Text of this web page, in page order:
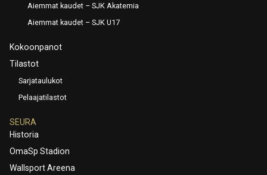
Aiemmat kaudet – SJK Akatemia
Aiemmat kaudet – SJK U17
Kokoonpanot
Tilastot
Sarjataulukot
Pelaajatilastot
SEURA
Historia
OmaSp Stadion
Wallsport Areena